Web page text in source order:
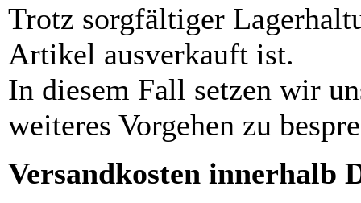
Trotz sorgfältiger
Artikel ausverkauft ist.
In diesem Fall setzen wir
weiteres Vorgehen zu
Versandkosten innerhalb